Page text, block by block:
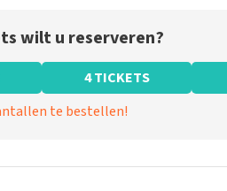
wilt u reserveren?
4 TICKETS
te bestellen!